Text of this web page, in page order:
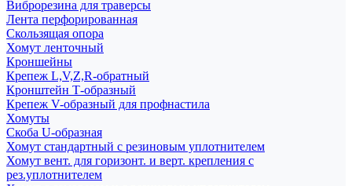
Виброрезина для траверсы
Лента перфорированная
Скользящая опора
Хомут ленточный
Кроншейны
Крепеж L,V,Z,R-обратный
Кронштейн Т-образный
Крепеж V-образный для профнастила
Хомуты
Скоба U-образная
Хомут стандартный с резиновым уплотнителем
Хомут вент. для горизонт. и верт. крепления с
рез.уплотнителем